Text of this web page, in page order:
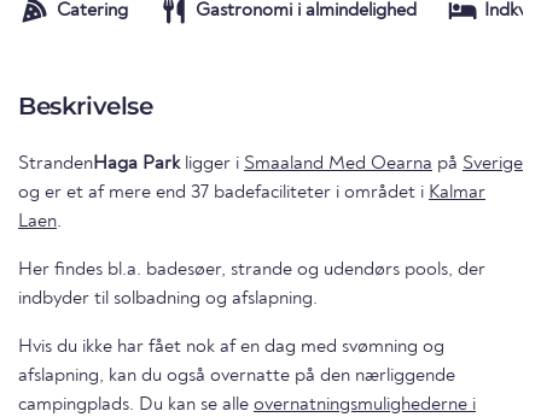
Catering Gastronomi i almindelighed
Beskrivelse
StrandenHaga Parkligger i Smaaland Med Oearna på Sverige
og er et af mere end 37 badefaciliteter i området i Kalmar
Laen.
Her findes bl.a. badesøer, strande og udendørs pools, der
indbyder til solbadning og afslapning.
Hvis du ikke har fået nok af en dag med svømning og
afslapning, kan du også overnatte på den nærliggende
campingplads. Du kan se alle overnatningsmulighederne i